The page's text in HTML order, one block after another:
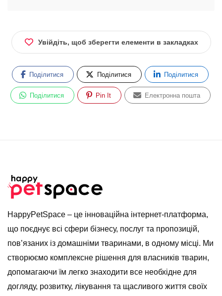
Увійдіть, щоб зберегти елементи в закладках
Поділитися Поділитися Поділитися
Поділитися Pin It Електронна пошта
HappyPetSpace – це інноваційна інтернет-платформа,
що поєднує всі сфери бізнесу, послуг та пропозицій,
пов’язаних із домашніми тваринами, в одному місці. Ми
створюємо комплексне рішення для власників тварин,
допомагаючи їм легко знаходити все необхідне для
догляду, розвитку, лікування та щасливого життя своїх